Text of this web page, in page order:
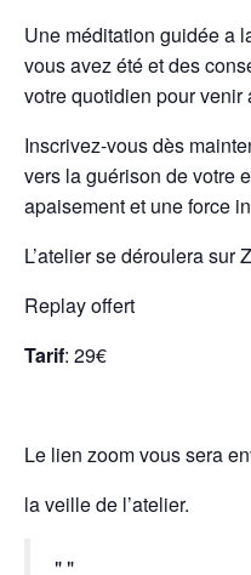
Une méditation guidée a
vous avez été et des
votre quotidien pour venir
Inscrivez-vous dès
vers la guérison de votre
apaisement et une force
L’atelier se déroulera sur
Replay offert
Tarif: 29€
Le lien zoom vous sera
la veille de l’atelier.